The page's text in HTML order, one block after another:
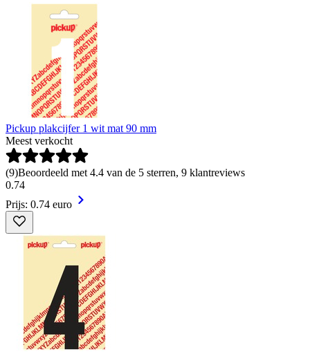
Pickup plakcijfer 1 wit mat 90 mm
Meest verkocht
(9)Beoordeeld met 4.4 van de 5 sterren, 9 klantreviews
0.74
Prijs: 0.74 euro